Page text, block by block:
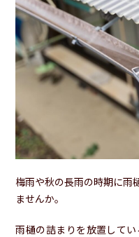
梅雨や秋の長雨の時期に雨
ませんか。
雨樋の詰まりを放置して